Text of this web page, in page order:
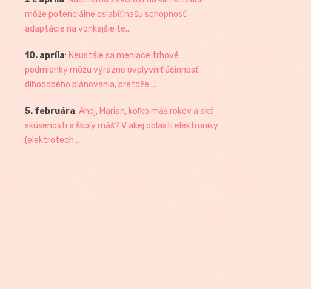
môže potenciálne oslabiť našu schopnosť
adaptácie na vonkajšie te...
10. apríla: Neustále sa meniace trhové
podmienky môžu výrazne ovplyvniť účinnosť
dlhodobého plánovania, pretože ...
5. februára: Ahoj, Marian, koľko máš rokov a aké
skúsenosti a školy máš? V akej oblasti elektroniky
(elektrotech...